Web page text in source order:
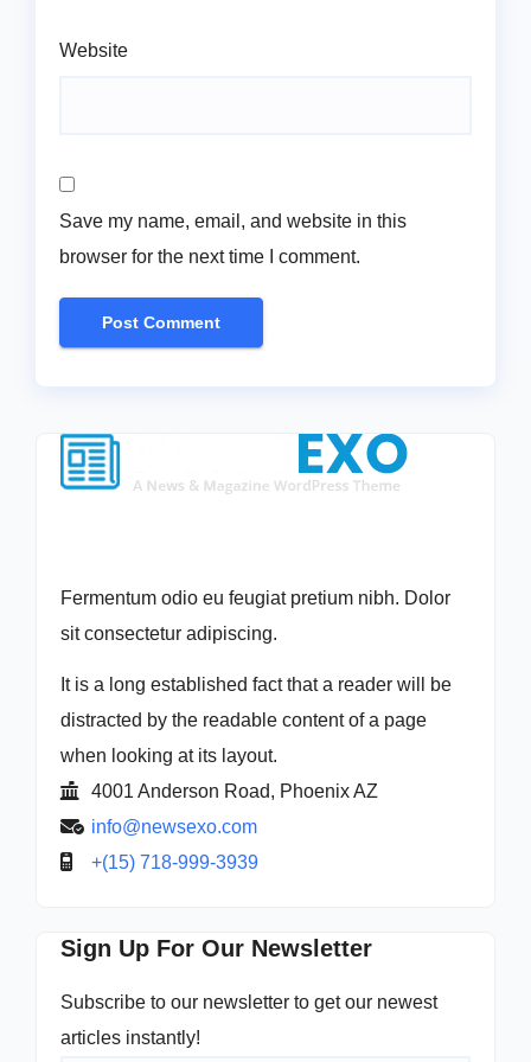
Website
Save my name, email, and website in this
browser for the next time I comment.
Fermentum odio eu feugiat pretium nibh. Dolor
sit consectetur adipiscing.
It is a long established fact that a reader will be
distracted by the readable content of a page
when looking at its layout.
4001 Anderson Road, Phoenix AZ
info@newsexo.com
+(15) 718-999-3939
Sign Up For Our Newsletter
Subscribe to our newsletter to get our newest
articles instantly!